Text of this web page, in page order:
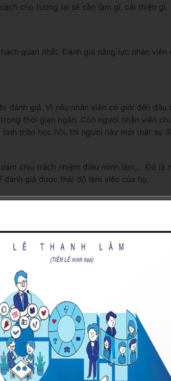
cho tương lai sẽ cần làm gì, cải thiện gì.
quan nhất. Đánh giá năng lực nhân viên
đánh giá. Vì nếu nhân viên có giỏi đến đâu
thời gian ngắn. Còn người nhân viên
thần học hỏi, thì người này mới thật sự
chịu trách nhiệm điều mình làm,… Đó là
giá được thái độ làm việc của họ.
công việc của họ. Như một người nhân viên
nghiệp theo quy trình, không xao
thì phần lớn trong công việc họ sẽ thường
sẽ ảnh hưởng trực tiếp tới năng suất. Đồng
việc có hiệu quả không. Có tối ưu thời gian
sự nỗ lực của nhân viên đối với công ty của
được giao có phù hợp chưa, có bị quá tải